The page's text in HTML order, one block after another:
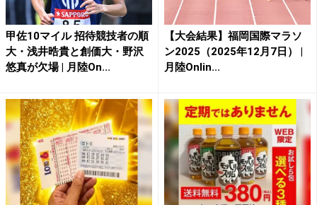
甲佐10マイル 招待競技者の順
大・浅井晧貴と創価大・野沢
悠真が欠場 | 月陸On...
【大会結果】福岡国際マラソ
ン2025（2025年12月7日） |
月陸Onlin...